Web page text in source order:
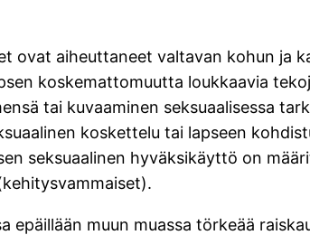
ovat aiheuttaneet valtavan kohun ja
koskemattomuutta loukkaavia
tai kuvaaminen seksuaalisessa
koskettelu tai lapseen
seksuaalinen hyväksikäyttö on
epäillään muun muassa törkeää